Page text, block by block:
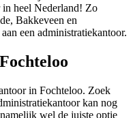
in heel Nederland! Zo
Bakkeveen en
een administratiekantoor.
in Fochteloo. Zoek
kan nog
wel de juiste optie